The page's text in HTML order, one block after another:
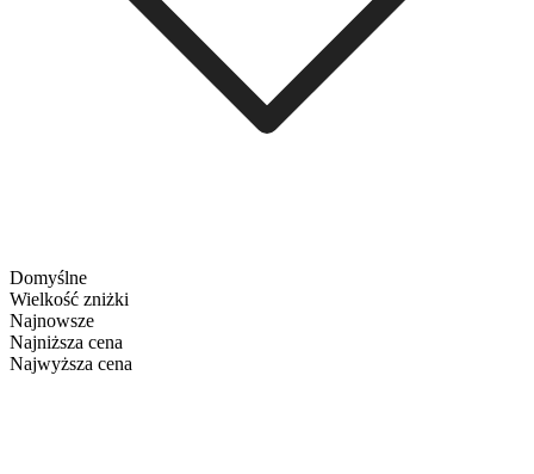
Domyślne
Wielkość zniżki
Najnowsze
Najniższa cena
Najwyższa cena